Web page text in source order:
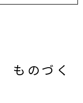
ものづく